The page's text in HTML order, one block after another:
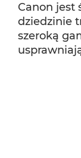
Canon jest
dziedzinie
szeroką